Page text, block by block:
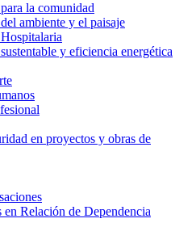
la comunidad
ambiente y el paisaje
y eficiencia energética
en proyectos y obras de
en Relación de Dependencia